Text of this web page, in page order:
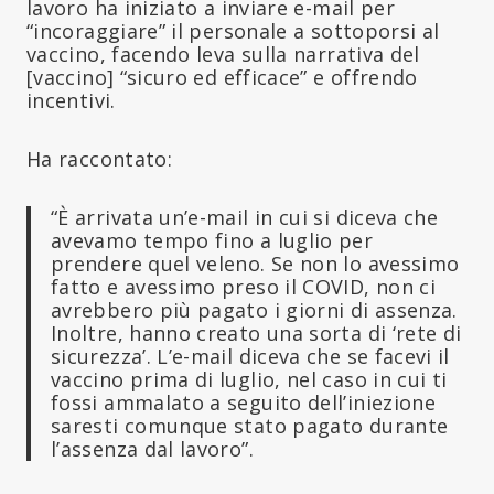
lavoro ha iniziato a inviare e-mail per
“incoraggiare” il personale a sottoporsi al
vaccino, facendo leva sulla narrativa del
[vaccino] “sicuro ed efficace” e offrendo
incentivi.
Ha raccontato:
“È arrivata un’e-mail in cui si diceva che
avevamo tempo fino a luglio per
prendere quel veleno. Se non lo avessimo
fatto e avessimo preso il COVID, non ci
avrebbero più pagato i giorni di assenza.
Inoltre, hanno creato una sorta di ‘rete di
sicurezza’. L’e-mail diceva che se facevi il
vaccino prima di luglio, nel caso in cui ti
fossi ammalato a seguito dell’iniezione
saresti comunque stato pagato durante
l’assenza dal lavoro”.